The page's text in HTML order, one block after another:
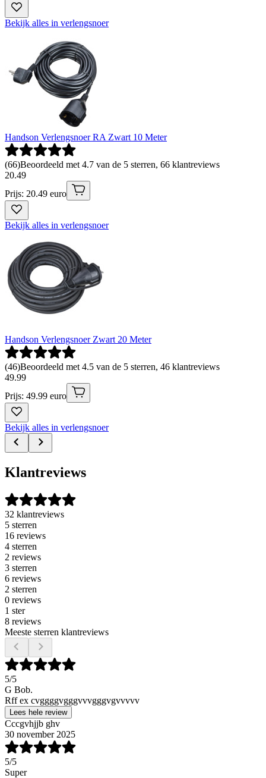
Bekijk alles in verlengsnoer
Handson Verlengsnoer RA Zwart 10 Meter
(66)Beoordeeld met 4.7 van de 5 sterren, 66 klantreviews
20.49
Prijs: 20.49 euro
Bekijk alles in verlengsnoer
Handson Verlengsnoer Zwart 20 Meter
(46)Beoordeeld met 4.5 van de 5 sterren, 46 klantreviews
49.99
Prijs: 49.99 euro
Bekijk alles in verlengsnoer
Klantreviews
32 klantreviews
5 sterren
16 reviews
4 sterren
2 reviews
3 sterren
6 reviews
2 sterren
0 reviews
1 ster
8 reviews
Meeste sterren klantreviews
5/5
G Bob.
Rff ex cvggggvgggvvvgggvgvvvvv
Lees hele review
Cccgvhjjb ghv
30 november 2025
5/5
Super